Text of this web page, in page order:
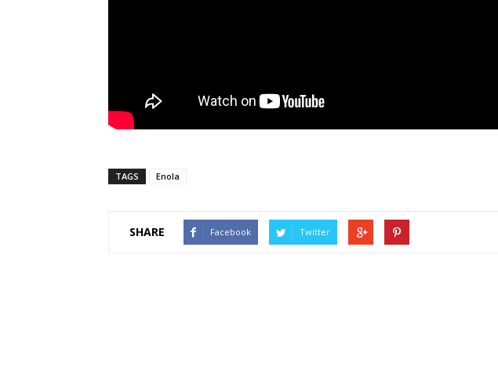
TAGS Enola
SHARE Facebook Twitter